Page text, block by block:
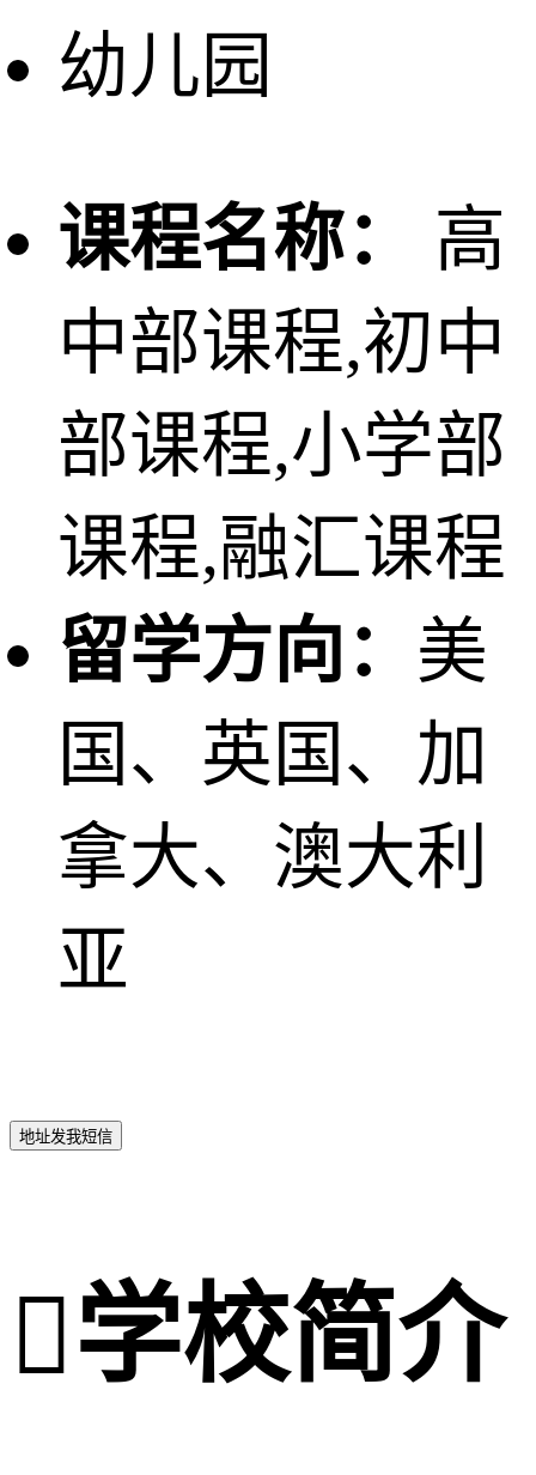
幼儿园
课程名称：
高
中部课程,初中
部课程,小学部
课程,融汇课程
留学方向： 美
国、英国、加
拿大、澳大利
亚
地址发我短信
学校简介